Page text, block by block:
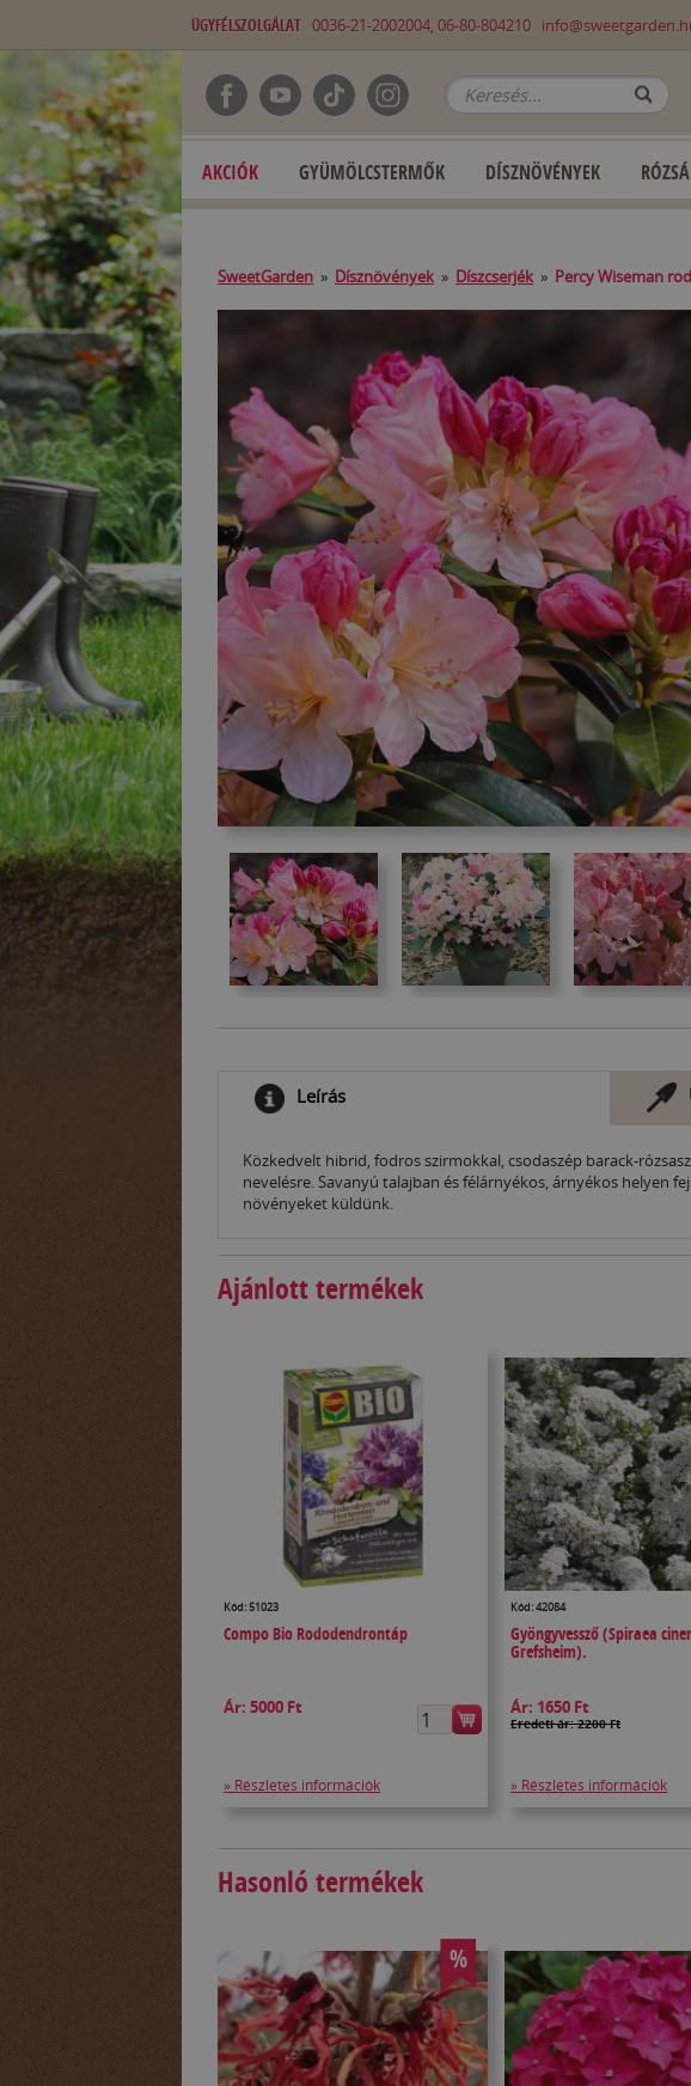
ÜGYFÉLSZOLGÁLAT 0036-21-2002004, 06-80-804210
AKCIÓK GYÜMÖLCSTERMŐK DÍSZNÖVÉNYEK
SweetGarden » Dísznövények » Díszcserjék » Percy Wiseman
Leírás
Közkedvelt hibrid, fodros szirmokkal, csodaszép barack-
nevelésre. Savanyú talajban és félárnyékos, árnyékos helyen
növényeket küldünk.
Ajánlott termékek
Kód: 51023
Compo Bio Rododendrontáp
Ár: 5000 Ft
» Részletes információk
Kód: 42084
Gyöngyvessző (Spiraea
Grefsheim).
Ár: 1650 Ft
Eredeti ár: 2200 Ft
» Részletes információk
Hasonló termékek
%